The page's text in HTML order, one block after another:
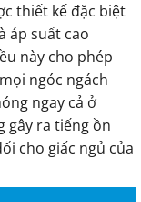
thiết kế đặc biệt
áp suất cao
này cho phép
ngóc ngách
ngay cả ở
gây ra tiếng ồn
cho giấc ngủ của